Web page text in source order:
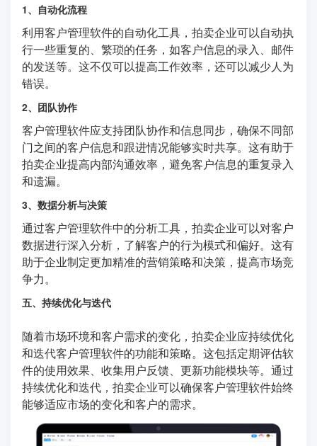
1、自动化流程
利用客户管理软件的自动化工具，拍卖企业可以自动执
行一些重复的、繁琐的任务，如客户信息的录入、邮件
的发送等。这不仅可以提高工作效率，还可以减少人为
错误。
2、团队协作
客户管理软件应支持团队协作和信息同步，确保不同部
门之间的客户信息和跟进情况能够实时共享。这有助于
拍卖企业提高内部沟通效率，避免客户信息的重复录入
和遗漏。
3、数据分析与决策
通过客户管理软件中的分析工具，拍卖企业可以对客户
数据进行深入分析，了解客户的行为模式和偏好。这有
助于企业制定更加精准的营销策略和决策，提高市场竞
争力。
五、持续优化与迭代
随着市场环境和客户需求的变化，拍卖企业应持续优化
和迭代客户管理软件的功能和策略。这包括定期评估软
件的使用效果、收集用户反馈、更新功能模块等。通过
持续优化和迭代，拍卖企业可以确保客户管理软件始终
能够适应市场的变化和客户的需求。